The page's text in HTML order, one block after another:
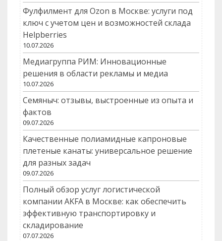
Фулфилмент для Ozon в Москве: услуги под
ключ с учетом цен и возможностей склада
Helpberries
10.07.2026
Медиагруппа РИМ: Инновационные
решения в области рекламы и медиа
10.07.2026
Семяныч: отзывы, выстроенные из опыта и
фактов
09.07.2026
Качественные полиамидные капроновые
плетеные канаты: универсальное решение
для разных задач
09.07.2026
Полный обзор услуг логистической
компании AKFA в Москве: как обеспечить
эффективную транспортировку и
складирование
07.07.2026